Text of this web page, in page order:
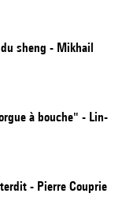
sheng - Mikhail
à bouche" - Lin-
- Pierre Couprie